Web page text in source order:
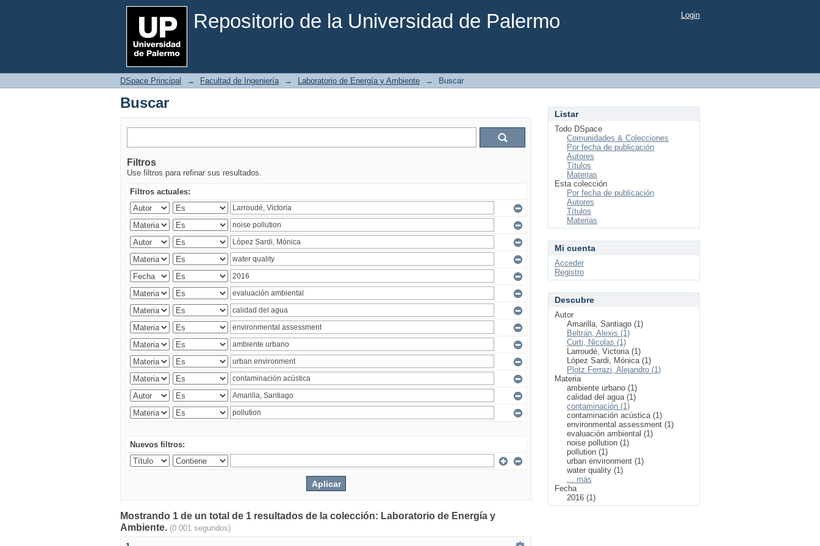
Repositorio de la Universidad de Palermo
Buscar Login
DSpace Principal → Facultad de Ingeniería → Laboratorio de Energía y Ambiente → Buscar
Buscar
Filtros
Use filtros para refinar sus resultados.
Filtros actuales:
Nuevos filtros:
Mostrando 1 de un total de 1 resultados de la colección: Laboratorio de Energía y
Ambiente. (0.001 segundos)
Listar
Todo DSpace
Comunidades & Colecciones
Por fecha de publicación
Autores
Títulos
Materias
Esta colección
Por fecha de publicación
Autores
Títulos
Materias
Mi cuenta
Acceder
Registro
Descubre
Autor
Amarilla, Santiago (1)
Beltrán, Alexis (1)
Curti, Nicolas (1)
Larroudé, Victoria (1)
López Sardi, Mónica (1)
Plotz Ferrazi, Alejandro (1)
Materia
ambiente urbano (1)
calidad del agua (1)
contaminación (1)
contaminación acústica (1)
environmental assessment (1)
evaluación ambiental (1)
noise pollution (1)
pollution (1)
urban environment (1)
water quality (1)
... más
Fecha
2016 (1)